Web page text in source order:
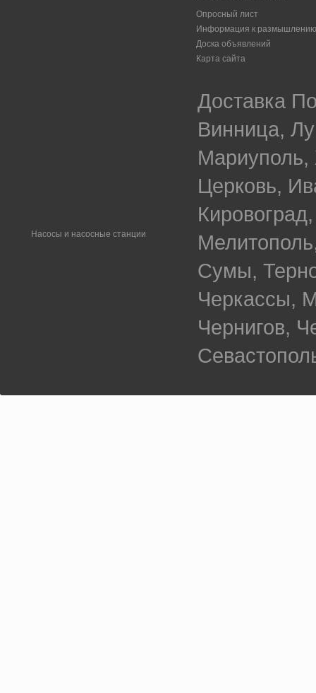
Опросный лист
Информация к размышлению
Доска объявлений
Карта сайта
Насосы и насосные станции
Доставка
Винница,
Церковь,
Сумы,
Черкассы,
Чернигов,